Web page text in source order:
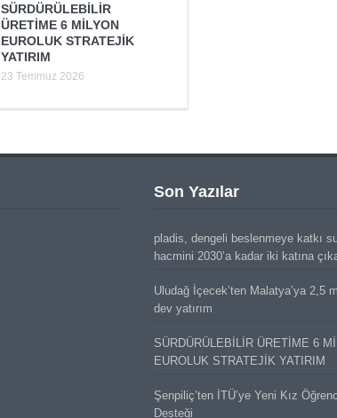
SÜRDÜRÜLEBİLİR
ÜRETİME 6 MİLYON
EUROLUK STRATEJİK
YATIRIM
23 Temmuz 2026
Son Yazılar
pladis, dengeli beslenmeye katkı
hacmini 2030’a kadar iki katına
Uludağ İçecek’ten Malatya’ya 2,5
dev yatırım
SÜRDÜRÜLEBİLİR ÜRETİME 6
EUROLUK STRATEJİK YATIRIM
Şenpiliç’ten İTÜ’ye Yeni Kız
Desteği